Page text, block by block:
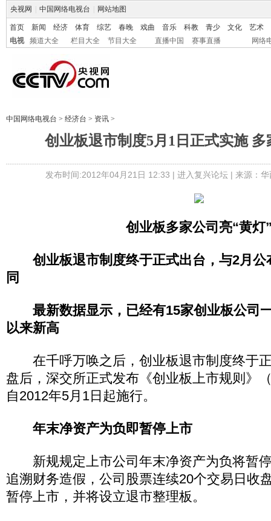
央视网 中国网络电视台 网站地图
首页 新闻 经济 体育 综艺 春晚 戏曲 音乐 科教 青少 文化
艺术
电视
频道大全 栏目大全 节目大全 直播中国 赛事直播 网络
中国网络电视台 > 经济台 > 资讯 >
创业板退市制度5月1日正式实施
发布时间:2012年04月21日 12:33 | 进入复兴论坛| 来源：
创业板多家公司亮“黄灯
创业板退市制度终于正式出台，与2月
同
最新数据显示，已经有15家创业板公司
以来新高
在千呼万唤之后，创业板退市制度终于
盘后，深交所正式发布《创业板上市规则》
自2012年5月1日起施行。
年末净资产为负即暂停上市
新规规定上市公司年末净资产为负将暂
追溯财务造假，公司股票连续20个交易日收
暂停上市，并将设立退市整理板。